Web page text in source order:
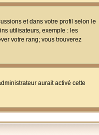
et dans votre profil selon le
utilisateurs, exemple : les
votre rang; vous trouverez
aurait activé cette